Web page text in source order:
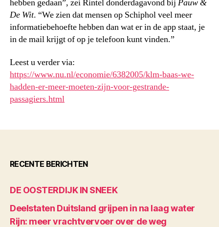
hebben gedaan”, zei Rintel donderdagavond bij Pauw &
De Wit. “We zien dat mensen op Schiphol veel meer
informatiebehoefte hebben dan wat er in de app staat, je
in de mail krijgt of op je telefoon kunt vinden.”
Leest u verder via:
https://www.nu.nl/economie/6382005/klm-baas-we-
hadden-er-meer-moeten-zijn-voor-gestrande-
passagiers.html
RECENTE BERICHTEN
DE OOSTERDIJK IN SNEEK
Deelstaten Duitsland grijpen in na laag water
Rijn: meer vrachtvervoer over de weg